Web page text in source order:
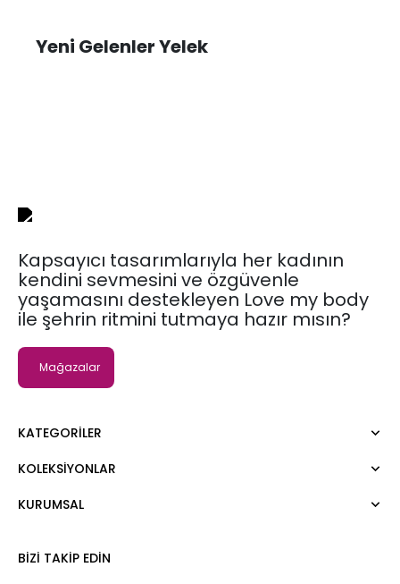
Yeni Gelenler Yelek
Kapsayıcı tasarımlarıyla her kadının
kendini sevmesini ve özgüvenle
yaşamasını destekleyen Love my body
ile şehrin ritmini tutmaya hazır mısın?
Mağazalar
KATEGORILER
Elbise
Tişört
KOLEKSIYONLAR
Moda Tutkusu
KURUMSAL
Kurumsal Satış
BIZI TAKIP EDIN